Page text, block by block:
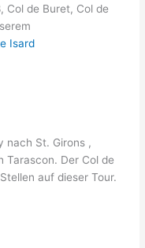
Col de Buret, Col de
Isard
nach St. Girons ,
Tarascon. Der Col de
auf dieser Tour.